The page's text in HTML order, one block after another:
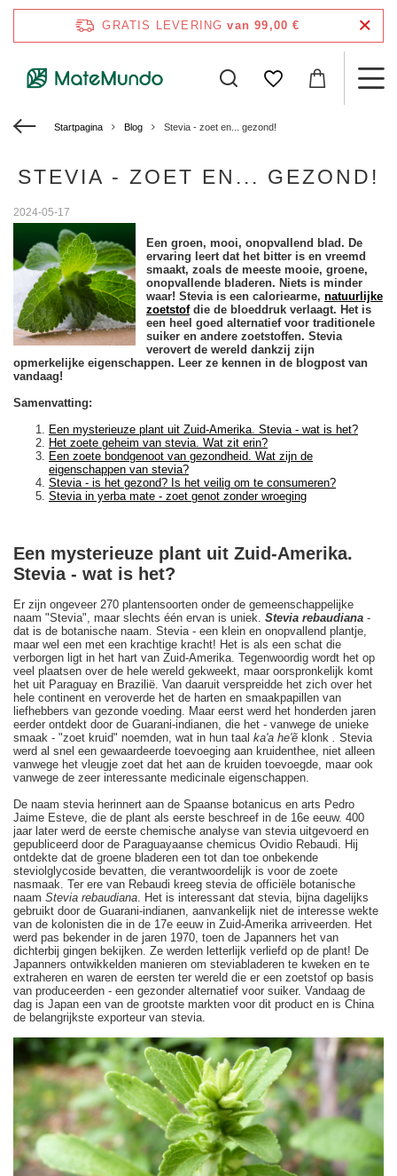
GRATIS LEVERING van 99,00 €
Startpagina Blog Stevia - zoet en... gezond!
STEVIA - ZOET EN... GEZOND!
2024-05-17
Een groen, mooi, onopvallend blad. De
ervaring leert dat het bitter is en vreemd
smaakt, zoals de meeste mooie, groene,
onopvallende bladeren. Niets is minder
waar! Stevia is een caloriearme, natuurlijke
zoetstofdie de bloeddruk verlaagt. Het is
een heel goed alternatief voor traditionele
suiker en andere zoetstoffen. Stevia
verovert de wereld dankzij zijn
opmerkelijke eigenschappen. Leer ze kennen in de blogpost van
vandaag!
Samenvatting:
Een mysterieuze plant uit Zuid-Amerika. Stevia - wat is het?
Het zoete geheim van stevia. Wat zit erin?
Een zoete bondgenoot van gezondheid. Wat zijn de
eigenschappen van stevia?
Stevia - is het gezond? Is het veilig om te consumeren?
Stevia in yerba mate - zoet genot zonder wroeging
Een mysterieuze plant uit Zuid-Amerika.
Stevia - wat is het?
Er zijn ongeveer 270 plantensoorten onder de gemeenschappelijke
naam "Stevia", maar slechts één ervan is uniek. Stevia rebaudiana -
dat is de botanische naam. Stevia - een klein en onopvallend plantje,
maar wel een met een krachtige kracht! Het is als een schat die
verborgen ligt in het hart van Zuid-Amerika. Tegenwoordig wordt het op
veel plaatsen over de hele wereld gekweekt, maar oorspronkelijk komt
het uit Paraguay en Brazilië. Van daaruit verspreidde het zich over het
hele continent en veroverde het de harten en smaakpapillen van
liefhebbers van gezonde voeding. Maar eerst werd het honderden jaren
eerder ontdekt door de Guarani-indianen, die het - vanwege de unieke
smaak - "zoet kruid" noemden, wat in hun taal ka'a he'ẽ klonk . Stevia
werd al snel een gewaardeerde toevoeging aan kruidenthee, niet alleen
vanwege het vleugje zoet dat het aan de kruiden toevoegde, maar ook
vanwege de zeer interessante medicinale eigenschappen.
De naam stevia herinnert aan de Spaanse botanicus en arts Pedro
Jaime Esteve, die de plant als eerste beschreef in de 16e eeuw. 400
jaar later werd de eerste chemische analyse van stevia uitgevoerd en
gepubliceerd door de Paraguayaanse chemicus Ovidio Rebaudi. Hij
ontdekte dat de groene bladeren een tot dan toe onbekende
steviolglycoside bevatten, die verantwoordelijk is voor de zoete
nasmaak. Ter ere van Rebaudi kreeg stevia de officiële botanische
naam Stevia rebaudiana. Het is interessant dat stevia, bijna dagelijks
gebruikt door de Guarani-indianen, aanvankelijk niet de interesse wekte
van de kolonisten die in de 17e eeuw in Zuid-Amerika arriveerden. Het
werd pas bekender in de jaren 1970, toen de Japanners het van
dichterbij gingen bekijken. Ze werden letterlijk verliefd op de plant! De
Japanners ontwikkelden manieren om steviabladeren te kweken en te
extraheren en waren de eersten ter wereld die er een zoetstof op basis
van produceerden - een gezonder alternatief voor suiker. Vandaag de
dag is Japan een van de grootste markten voor dit product en is China
de belangrijkste exporteur van stevia.